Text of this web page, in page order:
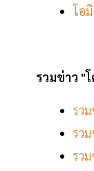
โอ
รวมข่าว "
รว
รว
รว